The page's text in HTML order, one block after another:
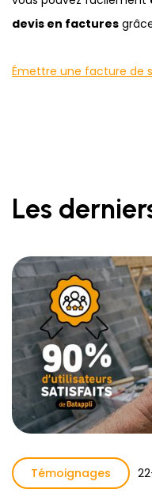
devis en factures
Émettre une facture de
Les
Témoignages 22